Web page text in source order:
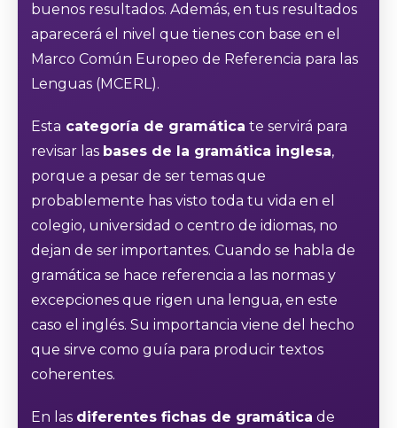
buenos resultados. Además, en tus resultados
aparecerá el nivel que tienes con base en el
Marco Común Europeo de Referencia para las
Lenguas (MCERL).
Esta categoría de gramática te servirá para
revisar las bases de la gramática inglesa,
porque a pesar de ser temas que
probablemente has visto toda tu vida en el
colegio, universidad o centro de idiomas, no
dejan de ser importantes. Cuando se habla de
gramática se hace referencia a las normas y
excepciones que rigen una lengua, en este
caso el inglés. Su importancia viene del hecho
que sirve como guía para producir textos
coherentes.
En las diferentes fichas de gramática de